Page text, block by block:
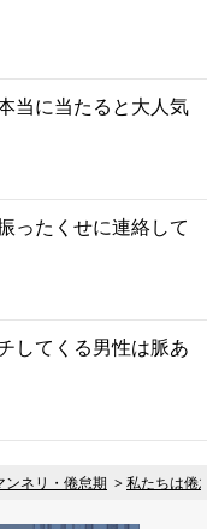
当に当たると大人気
ったくせに連絡して
してくる男性は脈あ
ンネリ・倦怠期 私たちは倦